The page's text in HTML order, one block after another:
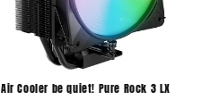
Air Cooler be quiet! Pure Rock 3 LX